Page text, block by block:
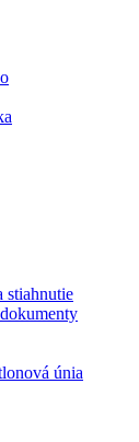
stiahnutie
únia